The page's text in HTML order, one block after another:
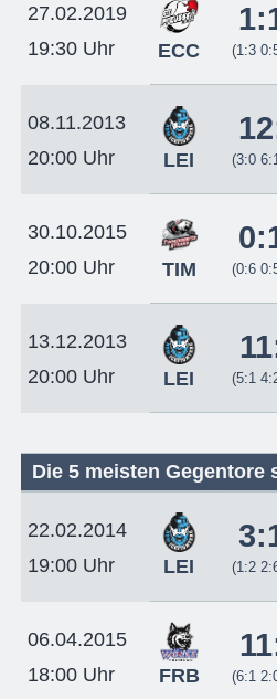
27.02.2019
19:30 Uhr
ECC (1:3
08.11.2013
20:00 Uhr
LEI (3:0
30.10.2015
20:00 Uhr
TIM (0:6
13.12.2013
20:00 Uhr
LEI (5:1
Die 5 meisten Gegentore
22.02.2014
19:00 Uhr
LEI (1:2
06.04.2015
18:00 Uhr
FRB (6:1